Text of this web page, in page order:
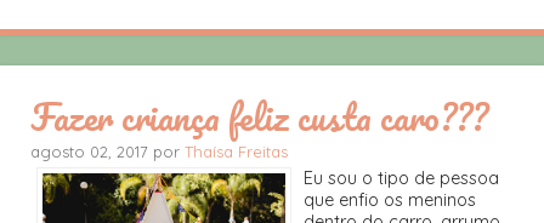
Fazer criança feliz custa caro???
agosto 02, 2017 por Thaísa Freitas
Eu sou o tipo de pessoa
que enfio os meninos